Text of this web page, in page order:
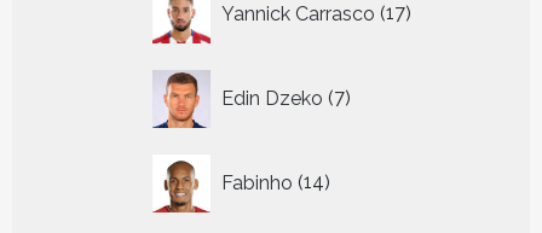
Yannick Carrasco 17
producten
Edin Dzeko 7
producten
Fabinho 14
producten